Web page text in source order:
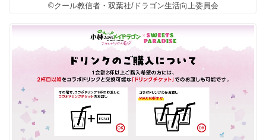
©クール教信者・双葉社/ドラゴン生活向上委員会